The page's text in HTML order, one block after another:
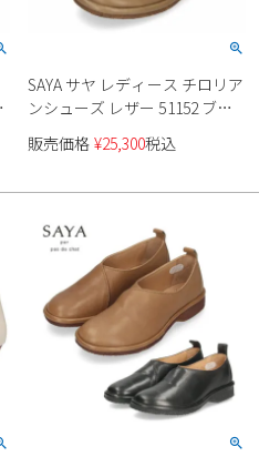
SAYA サヤ レディース チロリア
ンシューズ レザー 51152 ブラ
ック グレージュ カジュアル レ
ースアップシューズ レディー
販売価格 ¥25,300税込